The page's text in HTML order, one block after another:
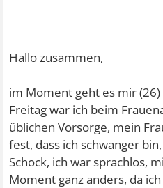
Hallo zusammen,
im Moment geht es mir
Freitag war ich beim
üblichen Vorsorge, mein
fest, dass ich schwanger
Schock, ich war sprachlos,
Moment ganz anders, da